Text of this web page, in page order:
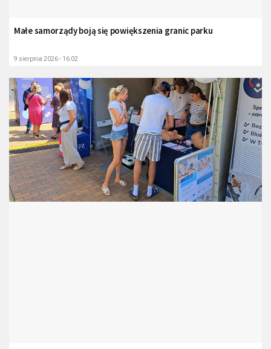
Małe samorządy boją się powiększenia granic parku
9 sierpnia 2026 - 16:02